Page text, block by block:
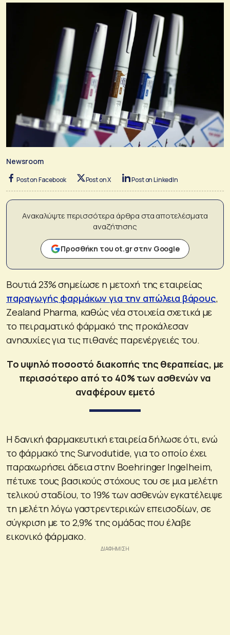
Newsroom
Post on Facebook Post on X Post on LinkedIn
Ανακαλύψτε περισσότερα άρθρα στα αποτελέσματα
αναζήτησης
Προσθήκη του ot.gr στην Google
Βουτιά 23% σημείωσε η μετοχή της εταιρείας
παραγωγής φαρμάκων για την απώλεια βάρους,
Zealand Pharma, καθώς νέα στοιχεία σχετικά με
το πειραματικό φάρμακό της προκάλεσαν
ανησυχίες για τις πιθανές παρενέργειές του.
Το υψηλό ποσοστό διακοπής της θεραπείας, με
περισσότερο από το 40% των ασθενών να
αναφέρουν εμετό
Η δανική φαρμακευτική εταιρεία δήλωσε ότι, ενώ
το φάρμακό της Survodutide, για το οποίο έχει
παραχωρήσει άδεια στην Boehringer Ingelheim,
πέτυχε τους βασικούς στόχους του σε μια μελέτη
τελικού σταδίου, το 19% των ασθενών εγκατέλειψε
τη μελέτη λόγω γαστρεντερικών επεισοδίων, σε
σύγκριση με το 2,9% της ομάδας που έλαβε
εικονικό φάρμακο.